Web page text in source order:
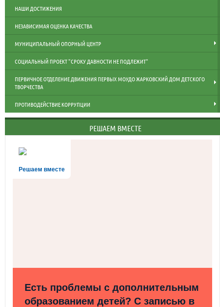
НАШИ ДОСТИЖЕНИЯ
НЕЗАВИСИМАЯ ОЦЕНКА КАЧЕСТВА
МУНИЦИПАЛЬНЫЙ ОПОРНЫЙ ЦЕНТР
СОЦИАЛЬНЫЙ ПРОЕКТ "СРОКУ ДАВНОСТИ НЕ ПОДЛЕЖИТ"
ПЕРВИЧНОЕ ОТДЕЛЕНИЕ ДВИЖЕНИЯ ПЕРВЫХ МОУДО ЖАРКОВСКИЙ ДОМ ДЕТСКОГО
ТВОРЧЕСТВА
ПРОТИВОДЕЙСТВИЕ КОРРУПЦИИ
РЕШАЕМ ВМЕСТЕ
Решаем вместе
Есть проблемы с дополнительным
образованием детей? С записью в